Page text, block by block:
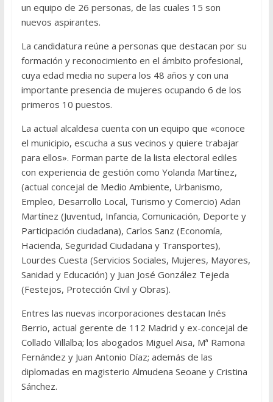
un equipo de 26 personas, de las cuales 15 son
nuevos aspirantes.
La candidatura reúne a personas que destacan por su
formación y reconocimiento en el ámbito profesional,
cuya edad media no supera los 48 años y con una
importante presencia de mujeres ocupando 6 de los
primeros 10 puestos.
La actual alcaldesa cuenta con un equipo que «conoce
el municipio, escucha a sus vecinos y quiere trabajar
para ellos». Forman parte de la lista electoral ediles
con experiencia de gestión como Yolanda Martínez,
(actual concejal de Medio Ambiente, Urbanismo,
Empleo, Desarrollo Local, Turismo y Comercio) Adan
Martínez (Juventud, Infancia, Comunicación, Deporte y
Participación ciudadana), Carlos Sanz (Economía,
Hacienda, Seguridad Ciudadana y Transportes),
Lourdes Cuesta (Servicios Sociales, Mujeres, Mayores,
Sanidad y Educación) y Juan José González Tejeda
(Festejos, Protección Civil y Obras).
Entres las nuevas incorporaciones destacan Inés
Berrio, actual gerente de 112 Madrid y ex-concejal de
Collado Villalba; los abogados Miguel Aisa, Mª Ramona
Fernández y Juan Antonio Díaz; además de las
diplomadas en magisterio Almudena Seoane y Cristina
Sánchez.